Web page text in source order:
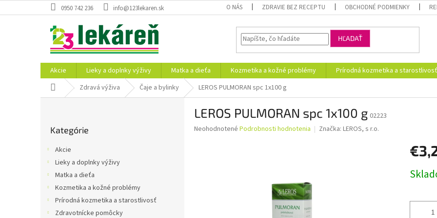
na
0950 742 236 info@123lekaren.sk O NÁS ZDRAVIE BEZ RECEPTU OBCHODNÉ PODMIENKY
HĽADAŤ
Akcie Lieky a doplnky výživy Matka a dieťa Kozmetika a kožné problémy Prírodná kozmetika a starostlivosť
Domov Zdravá výživa Čaje a bylinky LEROS PULMORAN spc 1x100 g
kategórie
Kategórie
Akcie
Lieky a doplnky výživy
Matka a dieťa
Kozmetika a kožné problémy
Prírodná kozmetika a starostlivosť
Zdravotnícke pomôcky
LEROS PULMORAN spc 1x100 g 02223
Priemerné
Neohodnotené Podrobnosti hodnotenia Značka: LEROS, s r.o.
cena: